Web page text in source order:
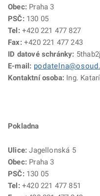
Obec: Praha 3
PSČ: 130 05
Tel: +420 221 477 827
Fax: +420 221 477 243
ID datové schránky: 5thab2j
E-mail:
Kontaktní osoba: Ing.
Pokladna
Ulice:Jagellonská 5
Obec: Praha 3
PSČ: 130 05
Tel: +420 221 477 851